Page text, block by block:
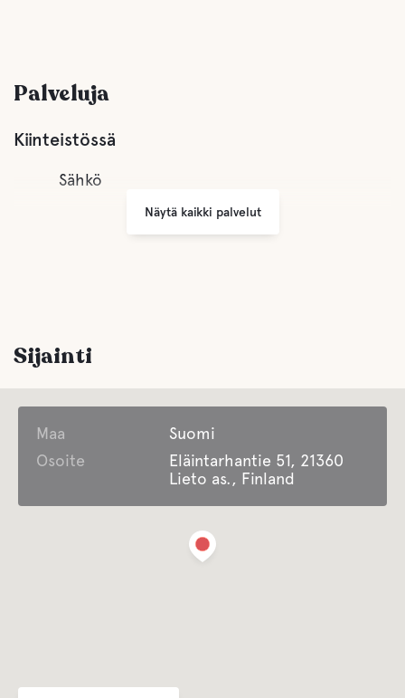
Palveluja
Kiinteistössä
Sähkö
Näytä kaikki palvelut
Sijainti
Maa
Suomi
Osoite
Eläintarhantie 51, 21360
Lieto as., Finland